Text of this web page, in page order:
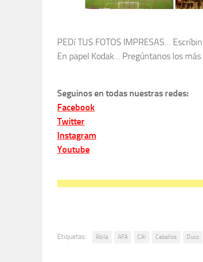
PEDí TUS FOTOS IMPRESAS…
En papel Kodak… Pregúntanos los
Seguinos en todas nuestras redes:
Facebook
Twitter
Instagram
Youtube
Etiquetas: Ábila AFA CAI Ceballos Duco